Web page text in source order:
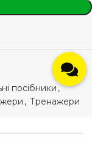
посібники ,
, Тренажери